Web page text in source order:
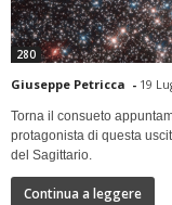
280
Giuseppe Petricca - 19
Torna il consueto
protagonista di questa
del Sagittario.
Continua a leggere